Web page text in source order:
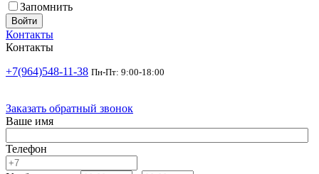
Запомнить
Войти
Контакты
Контакты
+7(964)548-11-38 Пн-Пт: 9:00-18:00
Заказать обратный звонок
Ваше имя
Телефон